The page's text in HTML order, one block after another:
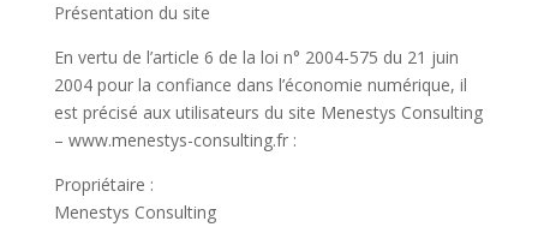
Présentation du site
En vertu de l’article 6 de la loi n° 2004-575 du 21 juin
2004 pour la confiance dans l’économie numérique, il
est précisé aux utilisateurs du site Menestys Consulting
– www.menestys-consulting.fr :
Propriétaire :
Menestys Consulting